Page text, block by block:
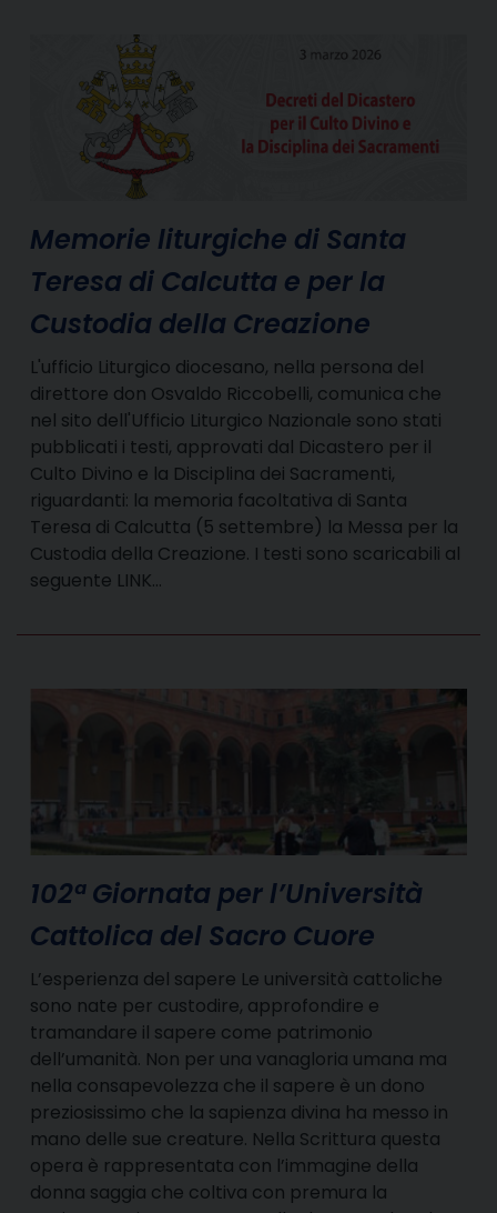
Memorie liturgiche di Santa
Teresa di Calcutta e per la
Custodia della Creazione
L'ufficio Liturgico diocesano, nella persona del
direttore don Osvaldo Riccobelli, comunica che
nel sito dell'Ufficio Liturgico Nazionale sono stati
pubblicati i testi, approvati dal Dicastero per il
Culto Divino e la Disciplina dei Sacramenti,
riguardanti: la memoria facoltativa di Santa
Teresa di Calcutta (5 settembre) la Messa per la
Custodia della Creazione. I testi sono scaricabili al
seguente LINK…
102ª Giornata per l’Università
Cattolica del Sacro Cuore
L’esperienza del sapere Le università cattoliche
sono nate per custodire, approfondire e
tramandare il sapere come patrimonio
dell’umanità. Non per una vanagloria umana ma
nella consapevolezza che il sapere è un dono
preziosissimo che la sapienza divina ha messo in
mano delle sue creature. Nella Scrittura questa
opera è rappresentata con l’immagine della
donna saggia che coltiva con premura la